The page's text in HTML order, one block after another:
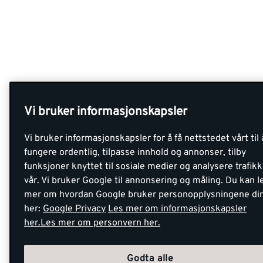
Vi bruker informasjonskapsler
Vi bruker informasjonskapsler for å få nettstedet vårt til
fungere ordentlig, tilpasse innhold og annonser, tilby
funksjoner knyttet til sosiale medier og analysere
vår. Vi bruker Google til annonsering og måling. Du kan
mer om hvordan Google bruker personopplysningene
her: Google Privacy Les mer om informasjonskapsler
her.Les mer om personvern her.
Godta alle